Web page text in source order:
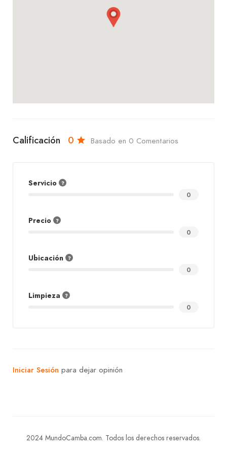
Calificación 0 Basado en 0 Comentarios
Servicio
0
Precio
0
Ubicación
0
Limpieza
0
Iniciar Sesión para dejar opinión
2024 MundoCamba.com. Todos los derechos reservados.